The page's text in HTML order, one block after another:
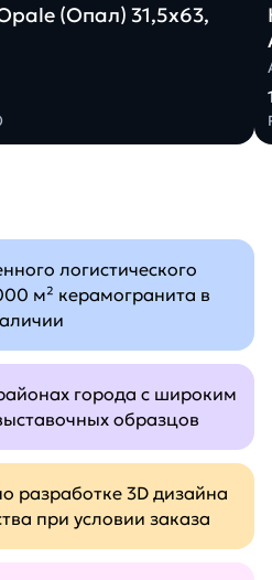
(Опал) 31,5х63,
логистического
м² керамогранита в
города с широким
образцов
разработке 3D дизайна
при условии заказа